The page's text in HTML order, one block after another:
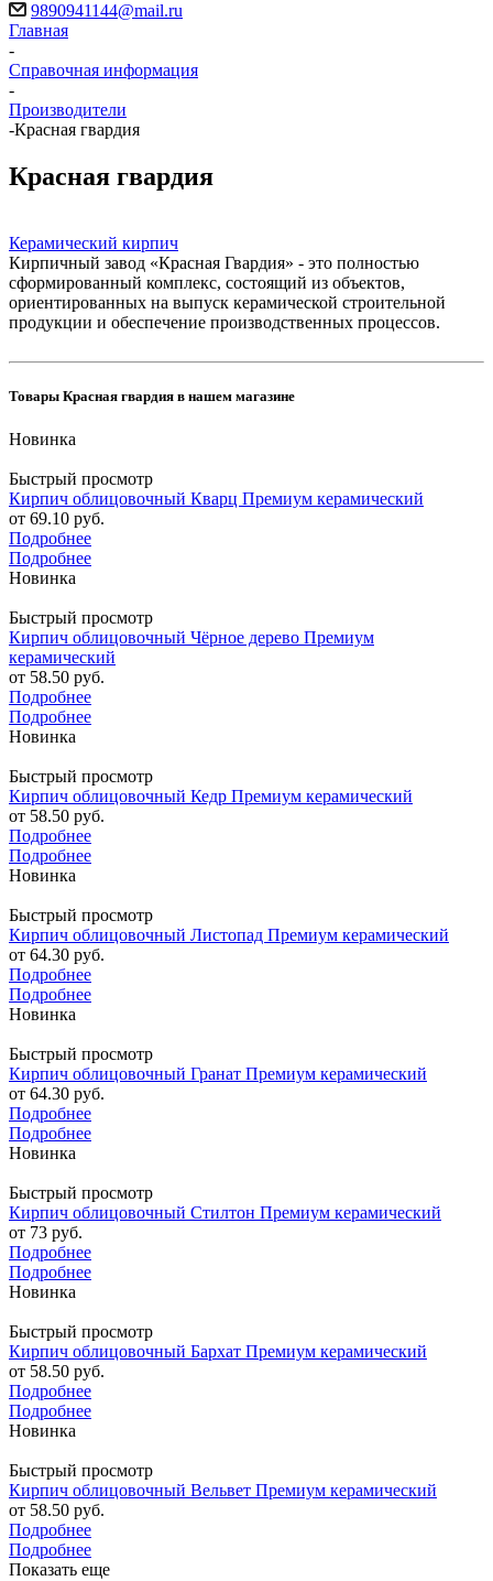
9890941144@mail.ru
Главная
-
Справочная информация
-
Производители
-Красная гвардия
Красная гвардия
Керамический кирпич
Кирпичный завод «Красная Гвардия» - это полностью
сформированный комплекс, состоящий из объектов,
ориентированных на выпуск керамической строительной
продукции и обеспечение производственных процессов.
Товары Красная гвардия в нашем магазине
Новинка
Быстрый просмотр
Кирпич облицовочный Кварц Премиум керамический
от 69.10 руб.
Подробнее
Подробнее
Новинка
Быстрый просмотр
Кирпич облицовочный Чёрное дерево Премиум
керамический
от 58.50 руб.
Подробнее
Подробнее
Новинка
Быстрый просмотр
Кирпич облицовочный Кедр Премиум керамический
от 58.50 руб.
Подробнее
Подробнее
Новинка
Быстрый просмотр
Кирпич облицовочный Листопад Премиум керамический
от 64.30 руб.
Подробнее
Подробнее
Новинка
Быстрый просмотр
Кирпич облицовочный Гранат Премиум керамический
от 64.30 руб.
Подробнее
Подробнее
Новинка
Быстрый просмотр
Кирпич облицовочный Стилтон Премиум керамический
от 73 руб.
Подробнее
Подробнее
Новинка
Быстрый просмотр
Кирпич облицовочный Бархат Премиум керамический
от 58.50 руб.
Подробнее
Подробнее
Новинка
Быстрый просмотр
Кирпич облицовочный Вельвет Премиум керамический
от 58.50 руб.
Подробнее
Подробнее
Показать еще